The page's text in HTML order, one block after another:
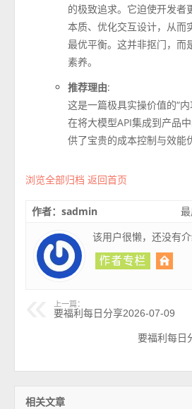
的极致追求。它迫使开发者
本质、优化交互设计，从而
最优平衡。这并非抠门，而
素养。
推荐理由:
这是一篇极具实操价值的“
在将大模型API集成到产品
供了宝贵的成本控制与效能
浏览全部归档 返回首页
作者：sadmin
该用户很懒，还没有介
上一篇：
要福利每日分享2026-07-09
要福利每日
相关文章